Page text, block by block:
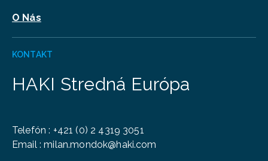
O Nás
KONTAKT
HAKI Stredná Európa
Telefón: +421 (0) 2 4319 3051
Email :milan.mondok@haki.com